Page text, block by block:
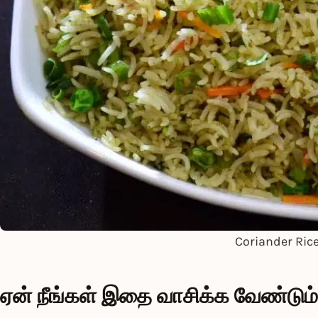
Coriander
ஏன் நீங்கள் இதை வாசிக்க